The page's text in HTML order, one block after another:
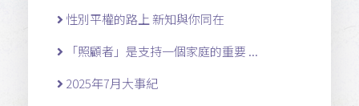
性別平權的路上 新知與你同在
「照顧者」是支持一個家庭的重要 ...
2025年7月大事紀